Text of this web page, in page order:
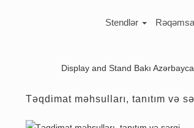
Stendlər
Display and Stand Bakı
Təqdimat məhsulları, tanıtım və